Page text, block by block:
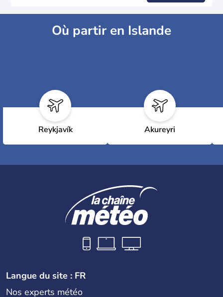
Où partir en Islande
Reykjavík Akureyri
Langue du site : FR
Nos experts météo